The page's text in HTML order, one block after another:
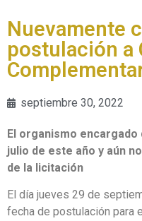
Nuevamente
postulación a
septiembre 30, 2022
El organismo
julio de este año y aún
de la licitación
El día jueves 29 de
fecha de postulación para